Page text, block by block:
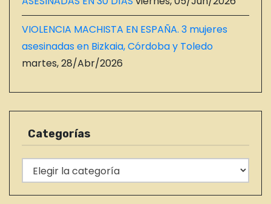
VIOLENCIA MACHISTA EN ESPAÑA. 3 mujeres
asesinadas en Bizkaia, Córdoba y Toledo
martes, 28/Abr/2026
Categorías
a
t